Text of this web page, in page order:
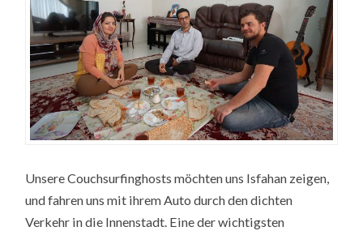
Unsere Couchsurfinghosts möchten uns Isfahan zeigen,
und fahren uns mit ihrem Auto durch den dichten
Verkehr in die Innenstadt. Eine der wichtigsten